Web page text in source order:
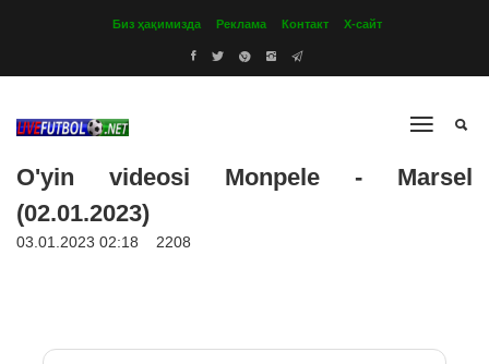
Биз ҳақимизда Реклама Контакт Х-сайт
O'yin videosi Monpele - Marsel
(02.01.2023)
03.01.2023 02:18 2208